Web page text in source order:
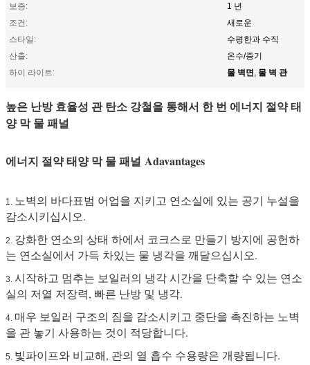
보증:
1 년
조건:
새로운
스타일:
수평한과 수직
산출:
온수/증기
하이 라이트:
물 벽면, 물 벽 관
높은 난방 효율성 관 탄소 강철을 통해서 한 번 에너지 절약 태
양 막 물 패널
에너지 절약 태양 막 물 패널 Adavantages
1. 노벽의 바다표범 어업을 지키고 연소실에 있는 공기 누설을
감소시키십시오.
2. 강화한 연소의 상태 하에서 코크스로 만들기 방지에 공헌하
는 연소실에서 가득 차있는 물 냉각을 깨달으십시오.
3. 시작하고 멈추는 보일러의 냉각 시간을 단축할 수 있는 연소
실의 저열 저장력, 빠른 난방 및 냉각.
4. 매우 보일러 구조의 짐을 감소시키고 중단을 촉진하는 노벽
을 관 놓기 사용하는 것이 적당합니다.
5. 빛파이프와 비교해, 관의 열 흡수 수용량은 개량됩니다.